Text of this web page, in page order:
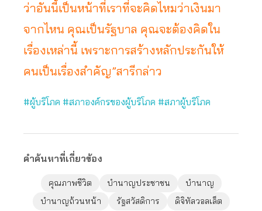
ว่าอันนี้เป็นหน้าที่เราที่จะคิดไหมว่าเงินมา
จากไหน คุณเป็นรัฐบาล คุณจะต้องคิดใน
เรื่องเหล่านี้ เพราะการสร้างหลักประกันให้
คนเป็นเรื่องสำคัญ”สารีกล่าว
#ผู้บริโภค #สภาองค์กรของผู้บริโภค #สภาผู้บริโภค
คำค้นหาที่เกี่ยวข้อง
คุณภาพชีวิต บำนาญประชาชน
บำนาญ
บำนาญถ้วนหน้า
รัฐสวัสดิการ ดิจิทัลวอลเล็ต